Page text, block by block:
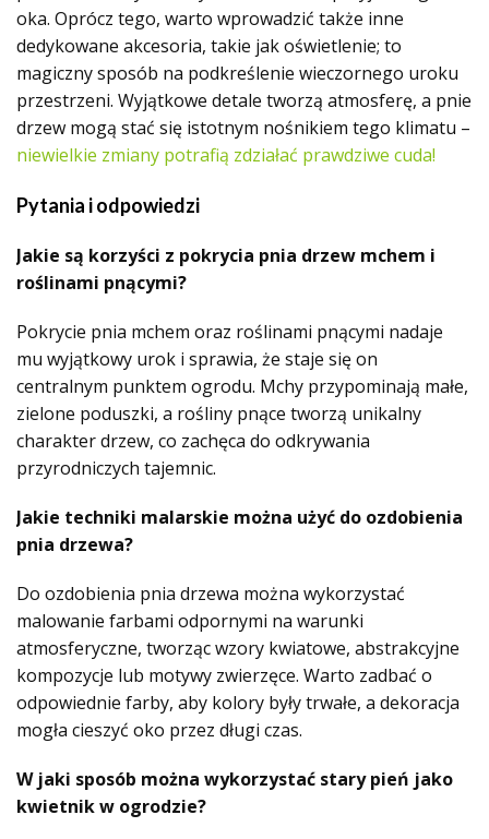
oka. Oprócz tego, warto wprowadzić także inne
dedykowane akcesoria, takie jak oświetlenie; to
magiczny sposób na podkreślenie wieczornego uroku
przestrzeni. Wyjątkowe detale tworzą atmosferę, a pnie
drzew mogą stać się istotnym nośnikiem tego klimatu –
niewielkie zmiany potrafią zdziałać prawdziwe cuda!
Pytania i odpowiedzi
Jakie są korzyści z pokrycia pnia drzew mchem i
roślinami pnącymi?
Pokrycie pnia mchem oraz roślinami pnącymi nadaje
mu wyjątkowy urok i sprawia, że staje się on
centralnym punktem ogrodu. Mchy przypominają małe,
zielone poduszki, a rośliny pnące tworzą unikalny
charakter drzew, co zachęca do odkrywania
przyrodniczych tajemnic.
Jakie techniki malarskie można użyć do ozdobienia
pnia drzewa?
Do ozdobienia pnia drzewa można wykorzystać
malowanie farbami odpornymi na warunki
atmosferyczne, tworząc wzory kwiatowe, abstrakcyjne
kompozycje lub motywy zwierzęce. Warto zadbać o
odpowiednie farby, aby kolory były trwałe, a dekoracja
mogła cieszyć oko przez długi czas.
W jaki sposób można wykorzystać stary pień jako
kwietnik w ogrodzie?